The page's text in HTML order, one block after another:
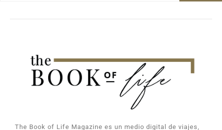
The Book of Life Magazine es un medio digital de viajes,